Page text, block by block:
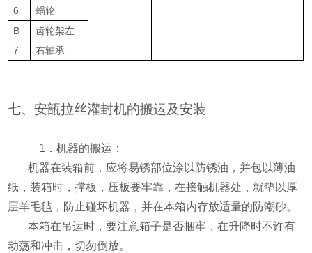
6
蜗轮
B
7
齿轮架左
右轴承
七、安瓿拉丝灌封机的搬运及安装
1 ．机器的搬运：
机器在装箱前，应将易锈部位涂以防锈油，并包以薄油
纸，装箱时，撑板，压板要牢靠，在接触机器处，就垫以厚
层羊毛毡，防止碰坏机器，并在本箱内存放适量的防潮砂。
本箱在吊运时，要注意箱子是否捆牢，在升降时不许有
动荡和冲击，切勿倒放。